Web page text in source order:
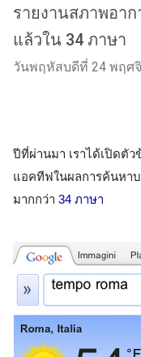
รายงานสภาพอา
แล้วใน 34 ภาษา
วันพฤหัสบดีที่ 24 พฤศ
ปีที่ผ่านมา เราได้เปิดตั
แอคทีฟในผลการค้นหา
มากกว่า 34 ภาษา